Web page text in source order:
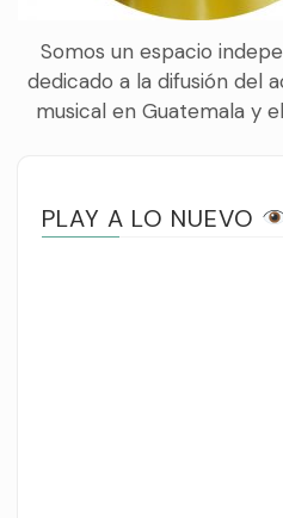
Somos un espacio
dedicado a la difusión del
musical en Guatemala y
PLAY A LO NUEVO